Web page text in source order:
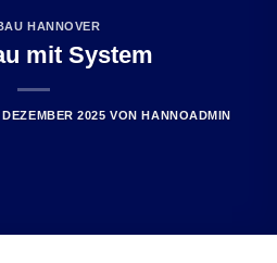
HANNOVER
mit System
2025 VONHANNOADMIN